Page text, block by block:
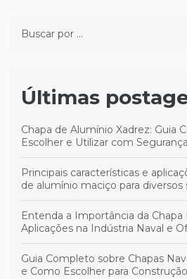
Últimas
Chapa de Alumínio Xadrez: Guia
Escolher e Utilizar com Segurança
Principais características e
de alumínio maciço para diversos
Entenda a Importância da Chapa
Aplicações na Indústria Naval e
Guia Completo sobre Chapas
e Como Escolher para